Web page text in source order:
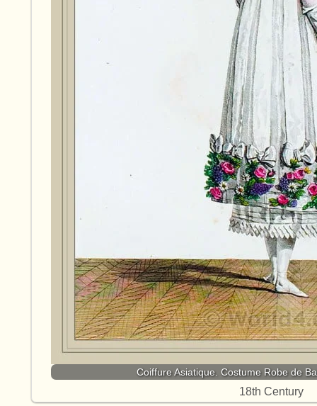
Coiffure Asiatique. Costume Robe de
18th Century